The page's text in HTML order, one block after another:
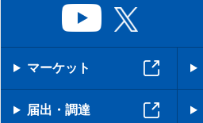
マーケット
届出・調達